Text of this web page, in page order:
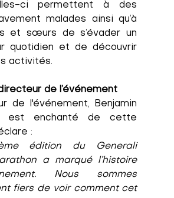
ci permettent à des
malades ainsi qu’à
et sœurs de s’évader un
quotidien et de découvrir
activités.
de l’événement
de l'événement, Benjamin
est enchanté de cette
:
édition du Generali
a marqué l’histoire
Nous sommes
fiers de voir comment cet